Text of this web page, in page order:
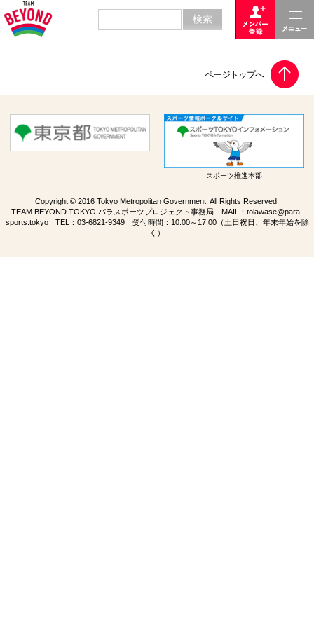
スポーツ推進本部
Copyright © 2016 Tokyo Metropolitan Government. All Rights Reserved.
TEAM BEYOND TOKYO パラスポーツプロジェクト事務局 MAIL： toiawase@para-
sports.tokyoTEL： 03-6821-9349受付時間：10:00～17:00（土日祝日、年末年始を除
く）